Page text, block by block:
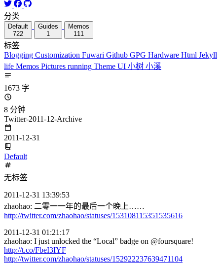
分类
Default
722
Guides
1
Memos
111
标签
Blogging Customization Fuwari Github GPG Hardware Html Jekyll
life Memos Pictures running Theme UI 小树 小溪
1673 字
8 分钟
Twitter-2011-12-Archive
2011-12-31
Default
无标签
2011-12-31 13:39:53
zhaohao: 二零一一年的最后一个晚上……
http://twitter.com/zhaohao/statuses/153108115351535616
2011-12-31 01:21:17
zhaohao: I just unlocked the “Local” badge on @foursquare!
http://t.co/FbeI3IYF
http://twitter.com/zhaohao/statuses/152922237639471104